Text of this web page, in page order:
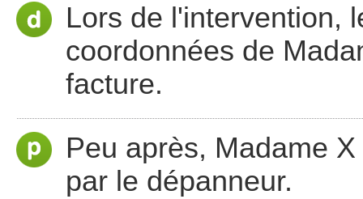
Lors de l'intervention,
coordonnées de
facture.
Peu après, Madame
par le dépanneur.